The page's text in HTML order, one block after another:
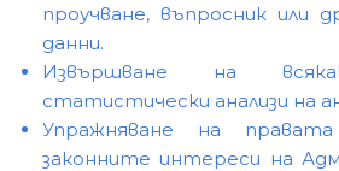
проучване, въпросник или
данни.
Извършване на
статистически анализи на
Упражняване на
законните интереси на